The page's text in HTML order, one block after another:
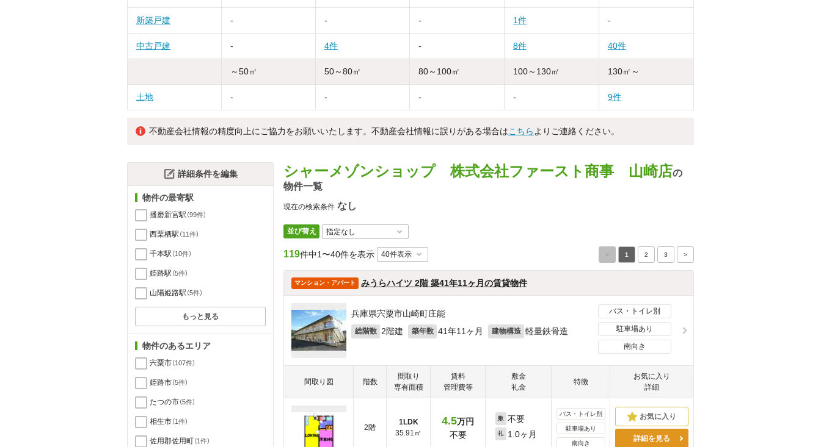
新築戸建 - - - 1件 -
中古戸建 - 4件 - 8件 40件
～50㎡ 50～80㎡ 80～100㎡ 100～130㎡ 130㎡～
土地 - - - - 9件
不動産会社情報の精度向上にご協力をお願いいたします。不動産会社情報に誤りがある場合はこちら よりご連絡ください。
シャーメゾンショップ 株式会社ファースト商事 山崎店の
物件一覧
現在の検索条件 なし
並び替え
119件中1〜40件を表示 < 1 2 3 >
マンション・アパート みうらハイツ 2階 築41年11ヶ月の賃貸物件
兵庫県宍粟市山崎町庄能
総階数 2階建 築年数 41年11ヶ月 建物構造 軽量鉄骨造
バス・トイレ別
駐車場あり
南向き
間取り図 階数
間取り
専有面積
賃料
管理費等
敷金
礼金
特徴
お気に入り
詳細
2階
1LDK
35.91㎡
4.5万円
不要
敷 不要
礼 1.0ヶ月
バス・トイレ別
駐車場あり
南向き
詳細を見る
詳細条件を編集
物件の最寄駅
播磨新宮駅 （99件）
西栗栖駅 （11件）
千本駅 （10件）
姫路駅 （5件）
山陽姫路駅 （5件）
もっと見る
物件のあるエリア
宍粟市（107件）
姫路市（5件）
たつの市（5件）
相生市（1件）
佐用郡佐用町（1件）